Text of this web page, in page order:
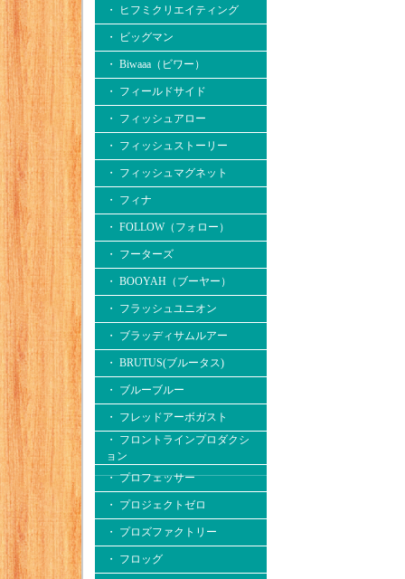
・ ヒフミクリエイティング
・ ビッグマン
・ Biwaaa（ビワー）
・ フィールドサイド
・ フィッシュアロー
・ フィッシュストーリー
・ フィッシュマグネット
・ フィナ
・ FOLLOW（フォロー）
・ フーターズ
・ BOOYAH（ブーヤー）
・ フラッシュユニオン
・ ブラッディサムルアー
・ BRUTUS(ブルータス)
・ ブルーブルー
・ フレッドアーボガスト
・ フロントラインプロダクシ
ョン
・ プロフェッサー
・ プロジェクトゼロ
・ プロズファクトリー
・ フロッグ